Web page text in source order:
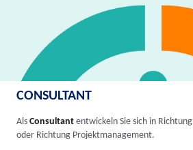
CONSULTANT
Als Consultant entwickeln Sie sich in
oder Richtung Projektmanagement.